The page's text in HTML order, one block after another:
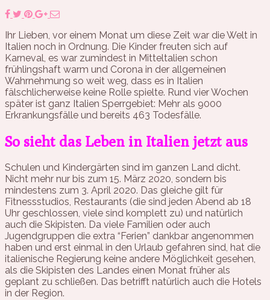
Ihr Lieben, vor einem Monat um diese Zeit war die Welt in
Italien noch in Ordnung. Die Kinder freuten sich auf
Karneval, es war zumindest in Mitteltalien schon
frühlingshaft warm und Corona in der allgemeinen
Wahrnehmung so weit weg, dass es in Italien
fälschlicherweise keine Rolle spielte. Rund vier Wochen
später ist ganz Italien Sperrgebiet: Mehr als 9000
Erkrankungsfälle und bereits 463 Todesfälle.
So sieht das Leben in Italien jetzt aus
Schulen und Kindergärten sind im ganzen Land dicht.
Nicht mehr nur bis zum 15. März 2020, sondern bis
mindestens zum 3. April 2020. Das gleiche gilt für
Fitnessstudios, Restaurants (die sind jeden Abend ab 18
Uhr geschlossen, viele sind komplett zu) und natürlich
auch die Skipisten. Da viele Familien oder auch
Jugendgruppen die extra “Ferien” dankbar angenommen
haben und erst einmal in den Urlaub gefahren sind, hat die
italienische Regierung keine andere Möglichkeit gesehen,
als die Skipisten des Landes einen Monat früher als
geplant zu schließen. Das betrifft natürlich auch die Hotels
in der Region.